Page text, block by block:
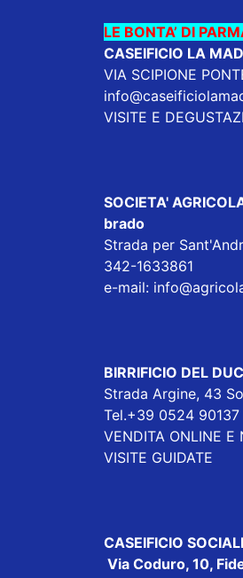
LE BONTA’ DI
CASEIFICIO LA
VIA SCIPIONE
VISITE E
SOCIETA'
brado
Strada per
342-1633861
e-mail:
BIRRIFICIO DEL
Strada Argine, 43
Tel.+39 0524 90137
VENDITA ONLINE E
VISITE GUIDATE
CASEIFICIO
Via Coduro, 10,